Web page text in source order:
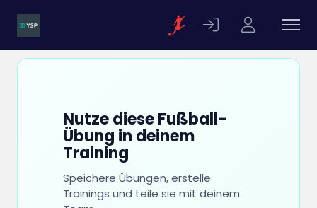
Nutze diese Fußball-
Übung in deinem
Training
Speichere Übungen, erstelle
Trainings und teile sie mit deinem